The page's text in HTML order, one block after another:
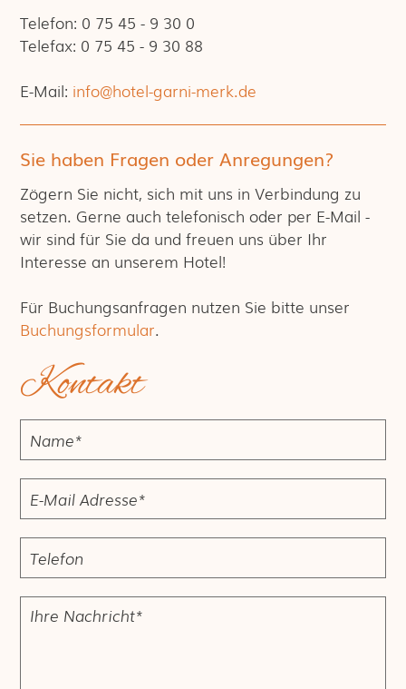
Telefon: 0 75 45 - 9 30 0
Telefax: 0 75 45 - 9 30 88
E-Mail: info@hotel-garni-merk.de
Sie haben Fragen oder Anregungen?
Zögern Sie nicht, sich mit uns in Verbindung zu
setzen. Gerne auch telefonisch oder per E-Mail -
wir sind für Sie da und freuen uns über Ihr
Interesse an unserem Hotel!
Für Buchungsanfragen nutzen Sie bitte unser
Buchungsformular.
Kontakt